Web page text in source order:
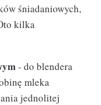
śniadaniowych,
kilka
- do blendera
mleka
jednolitej